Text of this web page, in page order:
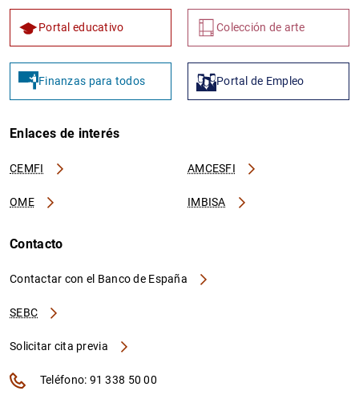
Portal educativo Colección de arte
Finanzas para todos Portal de Empleo
Enlaces de interés
CEMFI AMCESFI
OME IMBISA
Contacto
Contactar con el Banco de España
SEBC
Solicitar cita previa
Teléfono: 91 338 50 00